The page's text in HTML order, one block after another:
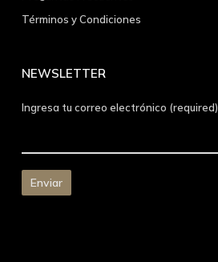
Términos y Condiciones
NEWSLETTER
Ingresa tu correo electrónico (required)